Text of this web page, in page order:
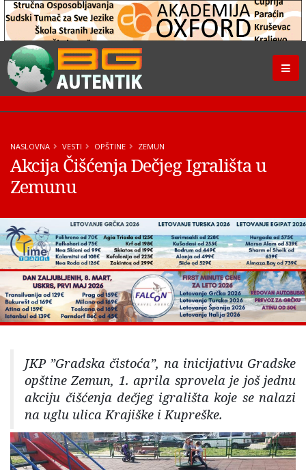
NASLOVNA VESTI OPŠTINE ZEMUN
Akcija Čišćenja Dečjeg Igrališta u
Zemunu
JKP ”Gradska čistoća”, na inicijativu Gradske
opštine Zemun, 1. aprila sprovela je još jednu
akciju čišćenja dečjeg igrališta koje se nalazi
na uglu ulica Krajiške i Kupreške.